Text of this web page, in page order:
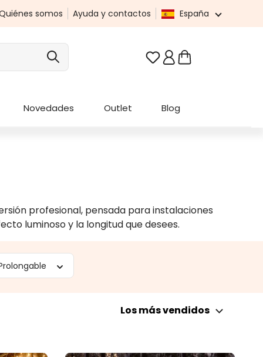
somos Ayuda y contactos España
Tienes 0 artículos en
Novedades Outlet Blog
profesional, pensada para instalaciones
luminoso y la longitud que desees.
Los más vendidos